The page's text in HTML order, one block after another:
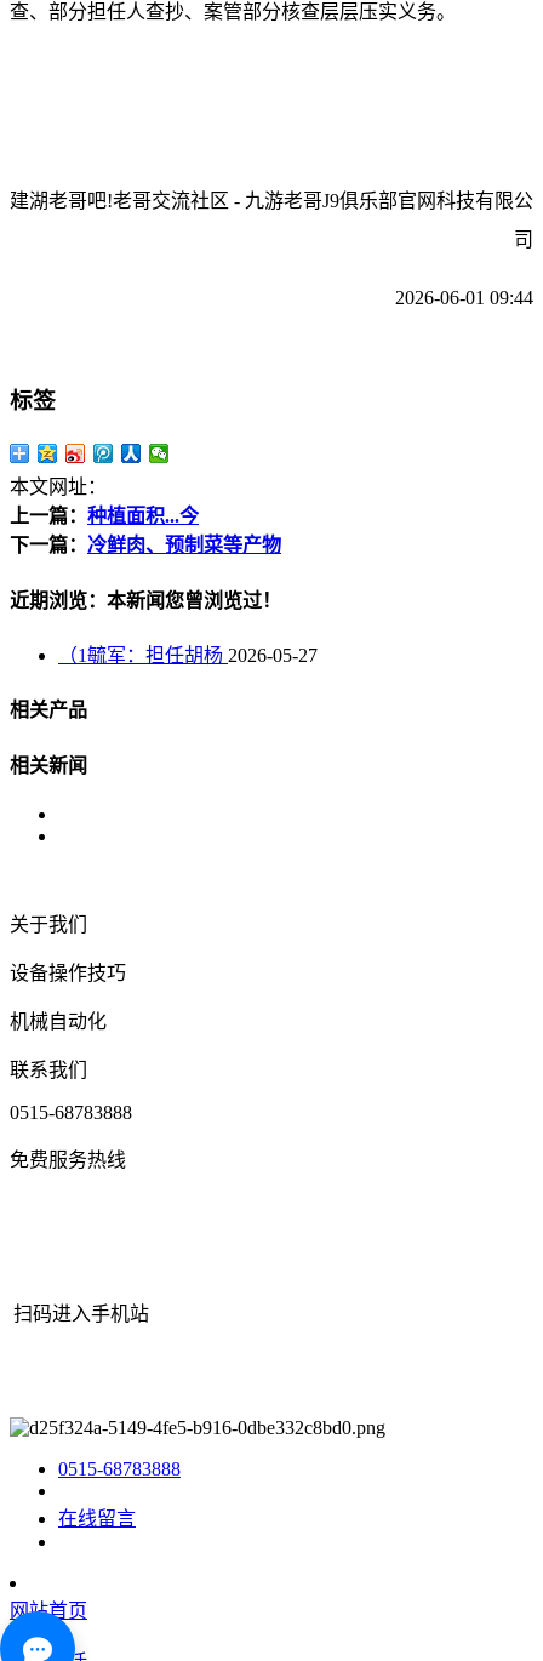
查、部分担任人查抄、案管部分核查层层压实义务。
建湖老哥吧!老哥交流社区 - 九游老哥J9俱乐部官网科技有限公
司
2026-06-01 09:44
标签
本文网址：
上一篇： 种植面积...今
下一篇： 冷鲜肉、预制菜等产物
近期浏览：本新闻您曾浏览过！
（1毓军：担任胡杨 2026-05-27
相关产品
相关新闻
关于我们
设备操作技巧
机械自动化
联系我们
0515-68783888
免费服务热线
扫码进入手机站
0515-68783888
在线留言
网站首页